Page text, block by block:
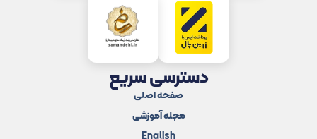
دسترسی سریع
صفحه اصلی
مجله آموزشی